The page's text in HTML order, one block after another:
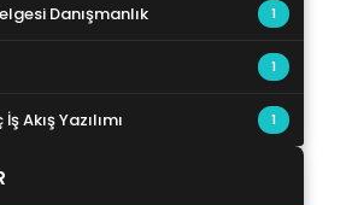
Danışmanlık 1
1
Akış Yazılımı 1